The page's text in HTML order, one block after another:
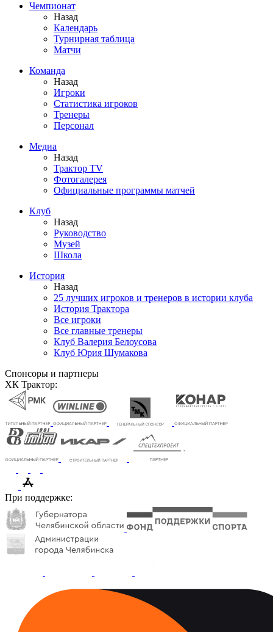
Чемпионат
Назад
Календарь
Турнирная таблица
Матчи
Команда
Назад
Игроки
Статистика игроков
Тренеры
Персонал
Медиа
Назад
Трактор TV
Фотогалерея
Официальные программы матчей
Клуб
Назад
Руководство
Музей
Школа
История
Назад
25 лучших игроков и тренеров в истории клуба
История Трактора
Все игроки
Все главные тренеры
Клуб Валерия Белоусова
Клуб Юрия Шумакова
Спонсоры и партнеры
ХК Трактор:
При поддержке: